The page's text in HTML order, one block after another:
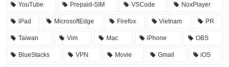
YouTube Prepaid-SIM VSCode NoxPlayer
iPad MicrosoftEdge Firefox Vietnam PR
Taiwan Vim Mac iPhone OBS
BlueStacks VPN Movie Gmail iOS